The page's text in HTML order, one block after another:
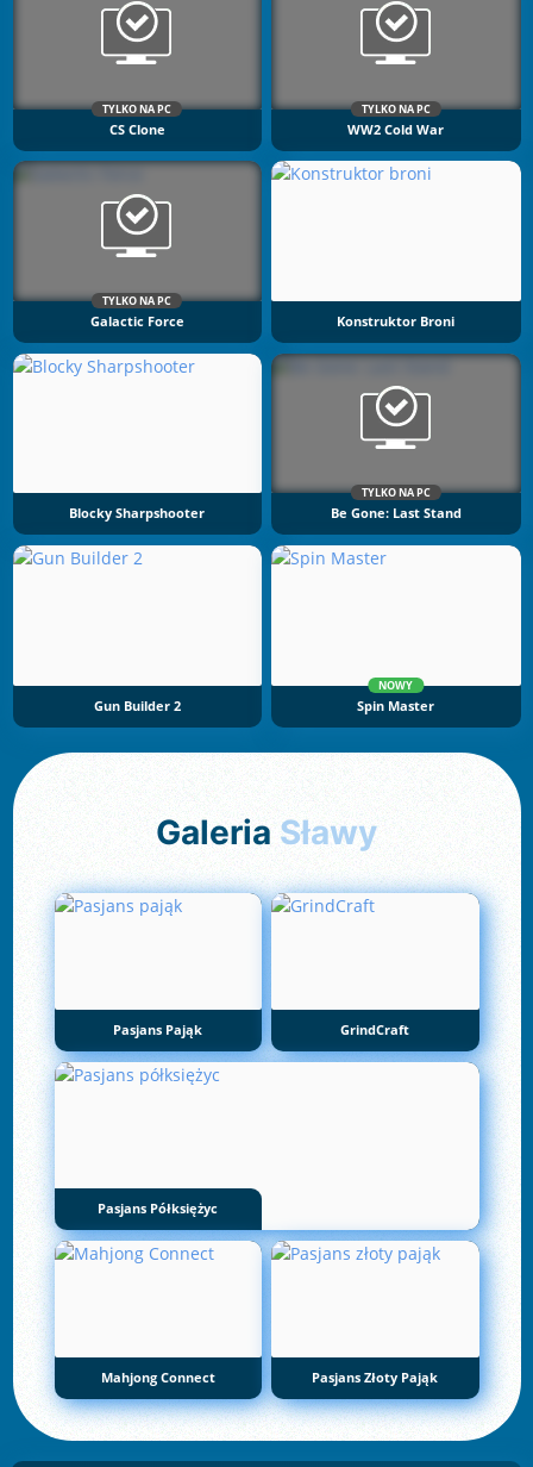
TYLKO NA PC
CS Clone
TYLKO NA PC
WW2 Cold War
TYLKO NA PC
Galactic Force Konstruktor Broni
Blocky Sharpshooter
TYLKO NA PC
Be Gone: Last Stand
Gun Builder 2
NOWY
Spin Master
Galeria Sławy
Pasjans Pająk GrindCraft
Pasjans Półksiężyc
Mahjong Connect Pasjans Złoty Pająk